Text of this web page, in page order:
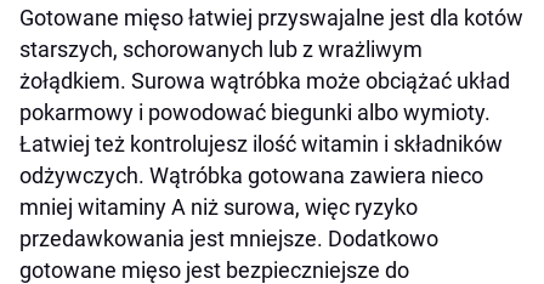
Gotowane mięso łatwiej przyswajalne jest dla kotów
starszych, schorowanych lub z wrażliwym
żołądkiem. Surowa wątróbka może obciążać układ
pokarmowy i powodować biegunki albo wymioty.
Łatwiej też kontrolujesz ilość witamin i składników
odżywczych. Wątróbka gotowana zawiera nieco
mniej witaminy A niż surowa, więc ryzyko
przedawkowania jest mniejsze. Dodatkowo
gotowane mięso jest bezpieczniejsze do